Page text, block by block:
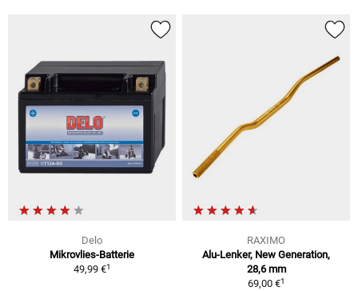
Delo
Mikrovlies-Batterie
49,99 €1
RAXIMO
Alu-Lenker, New Generation,
28,6 mm
69,00 €1